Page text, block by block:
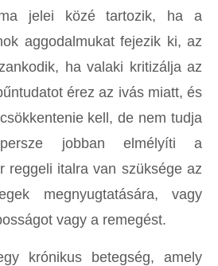
jelei közé tartozik, ha a
aggodalmukat fejezik ki, az
ha valaki kritizálja az
érez az ivás miatt, és
kell, de nem tudja
jobban elmélyíti a
reggeli italra van szüksége az
megnyugtatására, vagy
vagy a remegést.
krónikus betegség, amely